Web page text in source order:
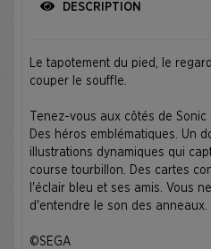
DESCRIPTION
Le tapotement du pied, le
couper le souffle.
Tenez-vous aux côtés de
Des héros emblématiques. Un
illustrations dynamiques qui
course tourbillon. Des cartes
l'éclair bleu et ses amis. Vous
d'entendre le son des anneaux.
©SEGA